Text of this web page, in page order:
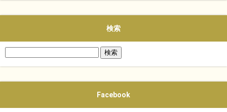
検索
Facebook